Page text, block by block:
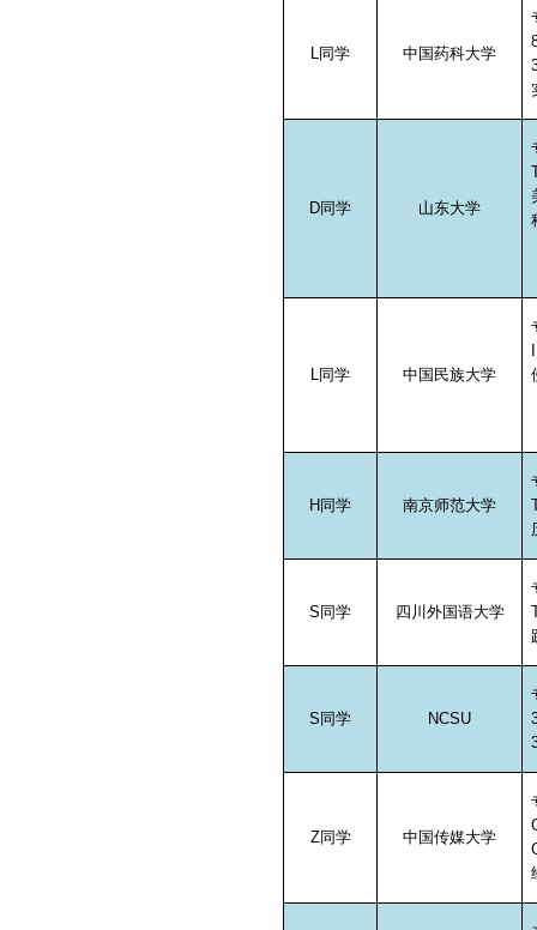
L同学 中国药科大学
D同学 山东大学
L同学 中国民族大学
H 同学 南京师范大学
S 同学 四川外国语大学
S 同学 NCSU
Z同学 中国传媒大学